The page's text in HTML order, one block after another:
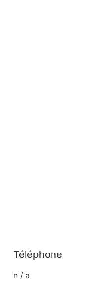
Téléphone
n / a